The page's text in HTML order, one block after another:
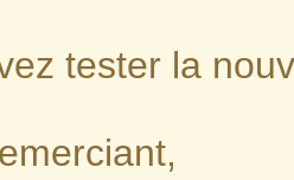
tester la